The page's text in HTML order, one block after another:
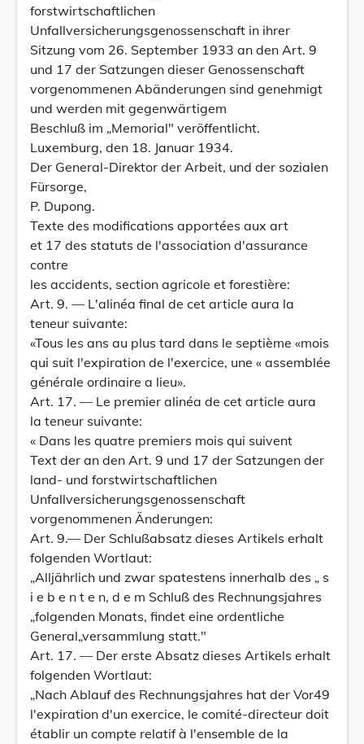
forstwirtschaftlichen
Unfallversicherungsgenossenschaft in ihrer
Sitzung vom 26. September 1933 an den Art. 9
und 17 der Satzungen dieser Genossenschaft
vorgenommenen Abänderungen sind genehmigt
und werden mit gegenwärtigem
Beschluß im „Memorial" veröffentlicht.
Luxemburg, den 18. Januar 1934.
Der General-Direktor der Arbeit, und der sozialen
Fürsorge,
P. Dupong.
Texte des modifications apportées aux art
et 17 des statuts de l'association d'assurance
contre
les accidents, section agricole et forestière:
Art. 9. — L'alinéa final de cet article aura la
teneur suivante:
«Tous les ans au plus tard dans le septième «mois
qui suit l'expiration de l'exercice, une « assemblée
générale ordinaire a lieu».
Art. 17. — Le premier alinéa de cet article aura
la teneur suivante:
« Dans les quatre premiers mois qui suivent
Text der an den Art. 9 und 17 der Satzungen der
land- und forstwirtschaftlichen
Unfallversicherungsgenossenschaft
vorgenommenen Änderungen:
Art. 9.— Der Schlußabsatz dieses Artikels erhalt
folgenden Wortlaut:
„Alljährlich und zwar spatestens innerhalb des „ s
i e b e n t e n, d e m Schluß des Rechnungsjahres
„folgenden Monats, findet eine ordentliche
General„versammlung statt."
Art. 17. — Der erste Absatz dieses Artikels erhalt
folgenden Wortlaut:
„Nach Ablauf des Rechnungsjahres hat der Vor49
l'expiration d'un exercice, le comité-directeur doit
établir un compte relatif à l'ensemble de la